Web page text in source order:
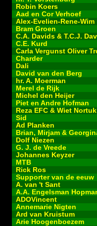
Robin Koers
Aad en Cor Verhoef
Alex-Evelien-Rene-Wim
Bram Groen
C.A. Davids & T.C.J.
C.E. Kurd
Carla Vergunst Oliver
Charder
Dali
David van den Berg
hr. A. Moerman
Merel de Rijk
Michel den Heijer
Piet en Andre Hofman
Reza EFC & Wiet Nortuk
Sid
Ad Planken
Brian, Mirjam &
Dolf Niezen
G. J. de Vreede
Johannes Keyzer
MTB
Rick Ros
Supporter van de eeuw
A. van 't Sant
A.A. Engelsman
ADOVincent
Annemarie Nigten
Ard van Kruistum
Arie Hoogenboezem